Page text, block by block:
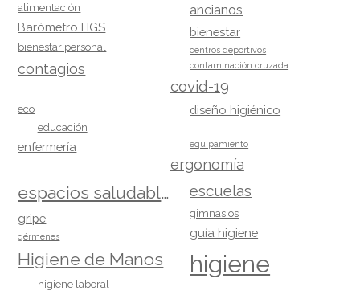
alimentación ancianos
Barómetro HGS bienestar
bienestar personal centros deportivos
contagios contaminación cruzada
covid-19
diseño higiénico
eco
educación
enfermería equipamiento
ergonomía
escuelas
espacios saludables
gimnasios
gripe
guía higiene
gérmenes
higiene
Higiene de Manos
higiene laboral